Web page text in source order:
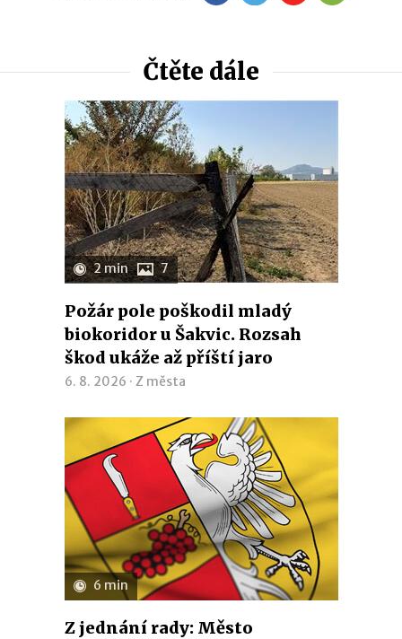
Čtěte dále
2 min 7
Požár pole poškodil mladý
biokoridor u Šakvic. Rozsah
škod ukáže až příští jaro
6. 8. 2026 · Z města
6 min
Z jednání rady: Město